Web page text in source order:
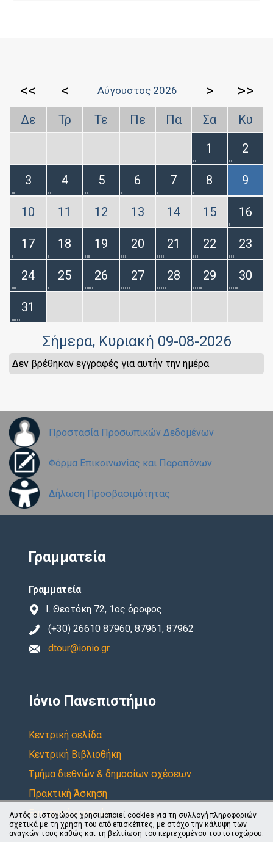
<< < Αύγουστος 2026 > >>
Δε Τρ Τε Πε Πα Σα
Κυ
1
2
3 4 5 6 7 8 9
10 11 12 13 14 15 16
17 18 19 20 21 22 23
24 25 26 27 28 29 30
31
Σήμερα, Κυριακή 09-08-2026
Δεν βρέθηκαν εγγραφές για αυτήν την ημέρα
Προστασία Προσωπικών Δεδομένων
Φόρμα Επικοινωνίας και Παραπόνων
Δήλωση Προσβασιμότητας
Γραμματεία
Γραμματεία
Ι. Θεοτόκη 72, 1ος όροφος
(+30) 26610 87960, 87961, 87962
dtour@ionio.gr
Ιόνιο Πανεπιστήμιο
Κεντρική σελίδα
Κεντρική Βιβλιοθήκη
Τμήμα διεθνών & δημοσίων σχέσεων
Πρακτική Άσκηση
Επιτροπή ερευνών
Αυτός ο ιστοχώρος χρησιμοποιεί cookies για τη συλλογή πληροφοριών
σχετικά με τη χρήση του από επισκέπτες, με στόχο την κάλυψη των
αναγκών τους καθώς και τη βελτίωση του περιεχομένου του ιστοχώρου.